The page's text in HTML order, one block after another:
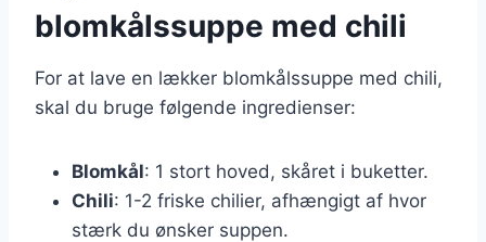
blomkålssuppe med chili
For at lave en lækker blomkålssuppe med chili,
skal du bruge følgende ingredienser:
Blomkål: 1 stort hoved, skåret i buketter.
Chili: 1-2 friske chilier, afhængigt af hvor
stærk du ønsker suppen.